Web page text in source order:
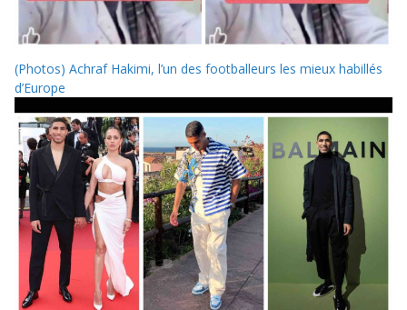
(Photos) Achraf Hakimi, l’un des footballeurs les mieux habillés
d’Europe